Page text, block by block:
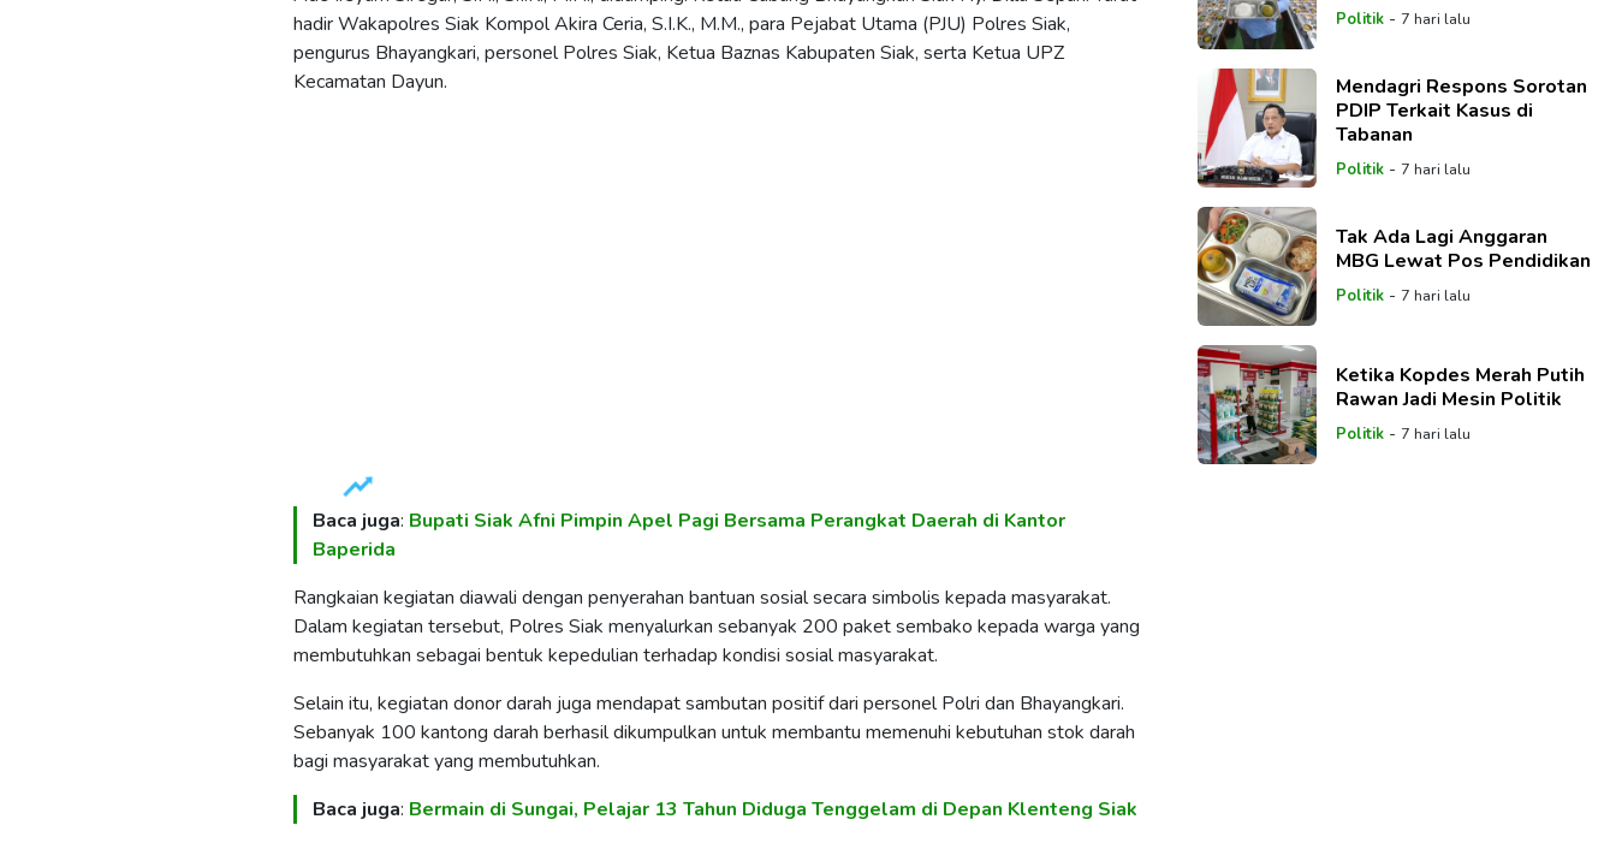
hadir Wakapolres Siak Kompol Akira Ceria, S.I.K., M.M., para Pejabat Utama (PJU) Polres Siak,
pengurus Bhayangkari, personel Polres Siak, Ketua Baznas Kabupaten Siak, serta Ketua UPZ
Kecamatan Dayun.
Baca juga: Bupati Siak Afni Pimpin Apel Pagi Bersama Perangkat Daerah di Kantor
Baperida
Rangkaian kegiatan diawali dengan penyerahan bantuan sosial secara simbolis kepada masyarakat.
Dalam kegiatan tersebut, Polres Siak menyalurkan sebanyak 200 paket sembako kepada warga yang
membutuhkan sebagai bentuk kepedulian terhadap kondisi sosial masyarakat.
Selain itu, kegiatan donor darah juga mendapat sambutan positif dari personel Polri dan Bhayangkari.
Sebanyak 100 kantong darah berhasil dikumpulkan untuk membantu memenuhi kebutuhan stok darah
bagi masyarakat yang membutuhkan.
Baca juga: Bermain di Sungai, Pelajar 13 Tahun Diduga Tenggelam di Depan Klenteng Siak
Politik- 7 hari lalu
Mendagri Respons Sorotan
PDIP Terkait Kasus di
Tabanan
Politik- 7 hari lalu
Tak Ada Lagi Anggaran
MBG Lewat Pos Pendidikan
Politik- 7 hari lalu
Ketika Kopdes Merah Putih
Rawan Jadi Mesin Politik
Politik- 7 hari lalu